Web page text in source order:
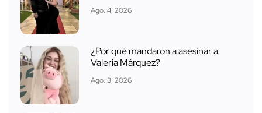
Ago. 4, 2026
¿Por qué mandaron a asesinar a
Valeria Márquez?
Ago. 3, 2026